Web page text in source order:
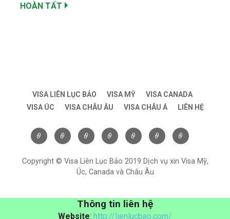
HOÀN TẤT
VISA LIÊN LỤC BẢO VISA MỸ
VISA CANADA
VISA ÚC
VISA CHÂU ÂU VISA CHÂU Á LIÊN HỆ
Copyright © Visa Liên Lục Bảo 2019 Dịch vụ xin Visa Mỹ,
Úc, Canada và Châu Âu
Thông tin liên hệ
Website: http://lienlucbao.com/